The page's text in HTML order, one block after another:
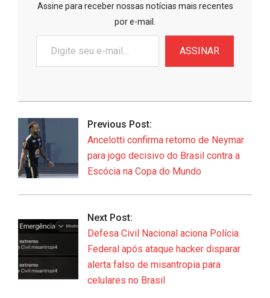
Assine para receber nossas notícias mais recentes
por e-mail.
seu
e-
ASSINAR
2026-
20
Previous Post:
Ancelotti confirma retorno de Neymar
para jogo decisivo do Brasil contra a
Escócia na Copa do Mundo
Next Post:
Defesa Civil Nacional aciona Polícia
Federal após ataque hacker disparar
alerta falso de misantropia para
celulares no Brasil